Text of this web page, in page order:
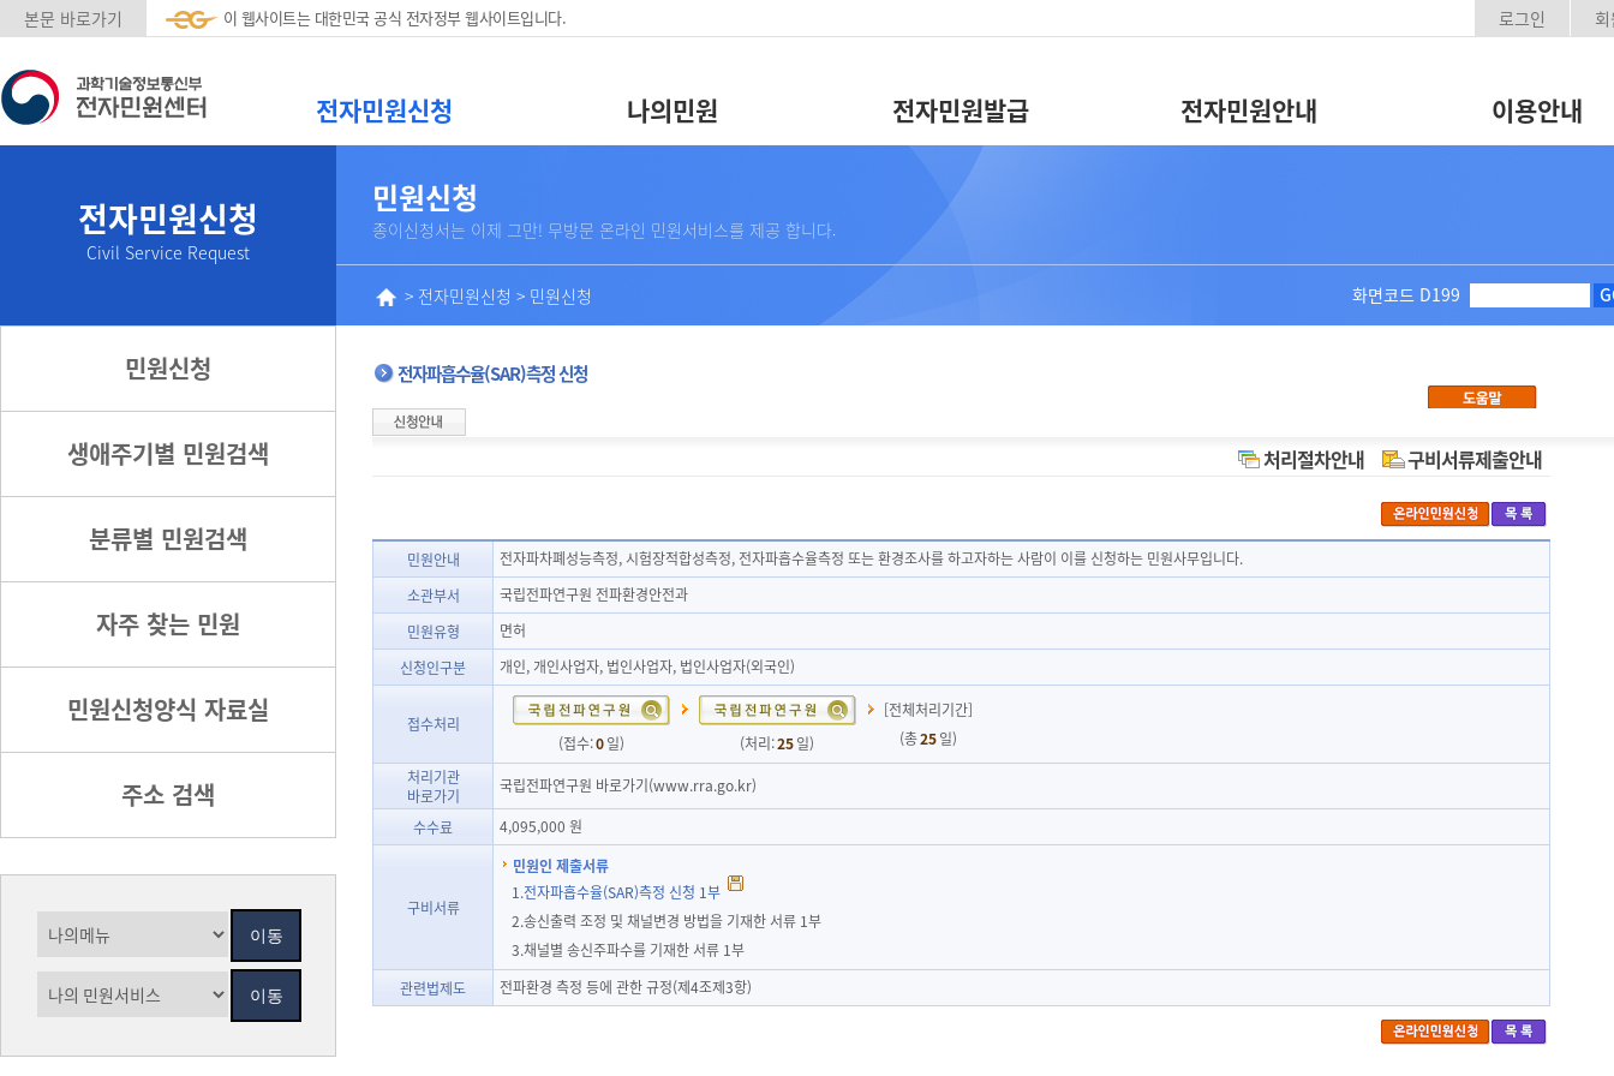
본문 바로가기 이 웹사이트는 대한민국 공식 전자정부 웹사이트입니다. 로그인
전자민원신청 나의민원 전자민원발급 전자민원안내 이용안내
전자민원신청
Civil Service Request
민원신청
생애주기별 민원검색
분류별 민원검색
자주 찾는 민원
민원신청양식 자료실
주소 검색
민원신청
종이신청서는 이제 그만! 무방문 온라인 민원서비스를 제공 합니다.
> 전자민원신청 > 민원신청 화면코드 D199
전자파흡수율(SAR)측정 신청
처리절차안내 구비서류제출안내
민원안내
전자파차폐성능측정, 시험장적합성측정, 전자파흡수율측정 또는 환경조사를 하고자하는 사람이 이를 신청하는 민원사무입니다.
소관부서
국립전파연구원 전파환경안전과
민원유형
면허
신청인구분
개인, 개인사업자, 법인사업자, 법인사업자(외국인)
접수처리
(접수:0 일) (처리:25일)
[전체처리기간]
(총25일)
처리기관
바로가기
국립전파연구원 바로가기(www.rra.go.kr)
수수료 4,095,000 원
구비서류
민원인 제출서류
1.전자파흡수율(SAR)측정 신청 1부
2.송신출력 조정 및 채널변경 방법을 기재한 서류 1부
3.채널별 송신주파수를 기재한 서류 1부
관련법제도
전파환경 측정 등에 관한 규정(제4조제3항)